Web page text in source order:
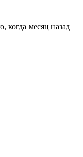
когда месяц назад